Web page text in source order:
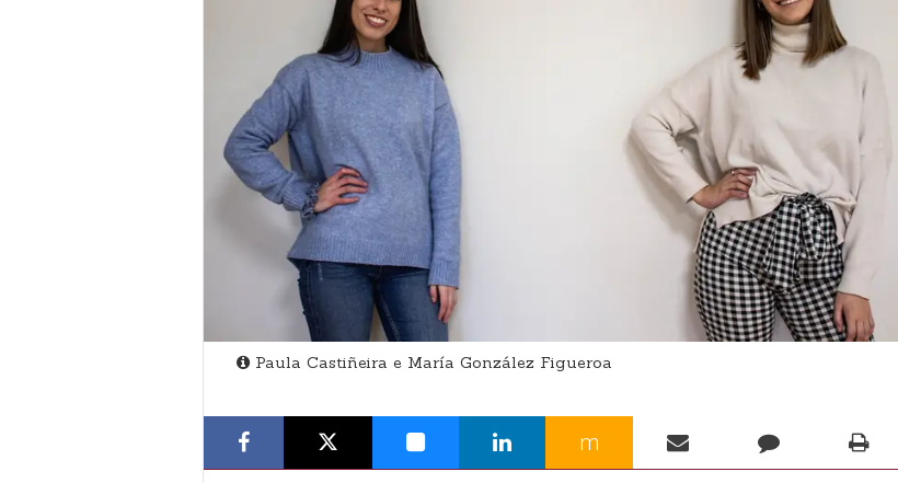
Paula Castiñeira e María González Figueroa
m